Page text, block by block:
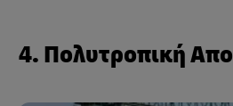
4. Πολυτροπική